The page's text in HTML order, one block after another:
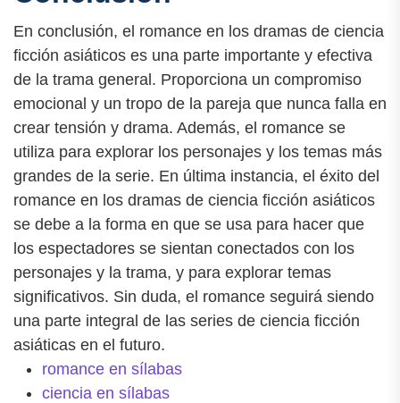
En conclusión, el romance en los dramas de ciencia
ficción asiáticos es una parte importante y efectiva
de la trama general. Proporciona un compromiso
emocional y un tropo de la pareja que nunca falla en
crear tensión y drama. Además, el romance se
utiliza para explorar los personajes y los temas más
grandes de la serie. En última instancia, el éxito del
romance en los dramas de ciencia ficción asiáticos
se debe a la forma en que se usa para hacer que
los espectadores se sientan conectados con los
personajes y la trama, y para explorar temas
significativos. Sin duda, el romance seguirá siendo
una parte integral de las series de ciencia ficción
asiáticas en el futuro.
romance en sílabas
ciencia en sílabas